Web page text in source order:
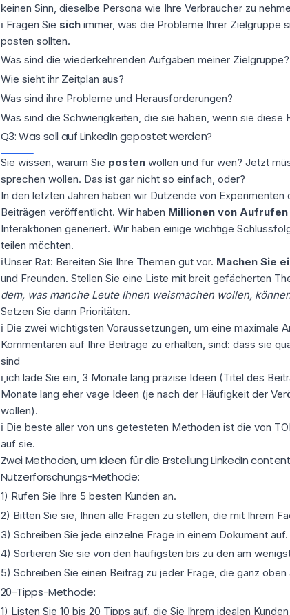
keinen Sinn, dieselbe Persona wie Ihre Verbraucher zu
ℹ Fragen Sie sichimmer, was die Probleme Ihrer Zielgruppe
posten sollten.
Was sind die wiederkehrenden Aufgaben meiner Zielgruppe?
Wie sieht ihr Zeitplan aus?
Was sind ihre Probleme und Herausforderungen?
Was sind die Schwierigkeiten, die sie haben, wenn sie
Q3: Was soll auf LinkedIn gepostet werden?
Sie wissen, warum Sie postenwollen und für wen? Jetzt
sprechen wollen. Das ist gar nicht so einfach, oder?
In den letzten Jahren haben wir Dutzende von
Beiträgen veröffentlicht. Wir haben Millionen von Aufrufen
Interaktionen generiert. Wir haben einige wichtige
teilen möchten.
ℹUnser Rat: Bereiten Sie Ihre Themen gut vor. Machen Sie
und Freunden. Stellen Sie eine Liste mit breit gefächerten
dem, was manche Leute Ihnen weismachen wollen,
Setzen Sie dann Prioritäten.
ℹ Die zwei wichtigsten Voraussetzungen, um eine maximale
Kommentaren auf Ihre Beiträge zu erhalten, sind: dass sie
sind
ℹ,ich lade Sie ein, 3 Monate lang präzise Ideen (Titel des
Monate lang eher vage Ideen (je nach der Häufigkeit der
wollen).
ℹ Die beste aller von uns getesteten Methoden ist die von
auf sie.
Zwei Methoden, um Ideen für die Erstellung LinkedIn
Nutzerforschungs-Methode:
1) Rufen Sie Ihre 5 besten Kunden an.
2) Bitten Sie sie, Ihnen alle Fragen zu stellen, die mit Ihrem
3) Schreiben Sie jede einzelne Frage in einem Dokument auf.
4) Sortieren Sie sie von den häufigsten bis zu den am
5) Schreiben Sie einen Beitrag zu jeder Frage, die ganz
20-Tipps-Methode:
1) Listen Sie 10 bis 20 Tipps auf, die Sie Ihrem idealen